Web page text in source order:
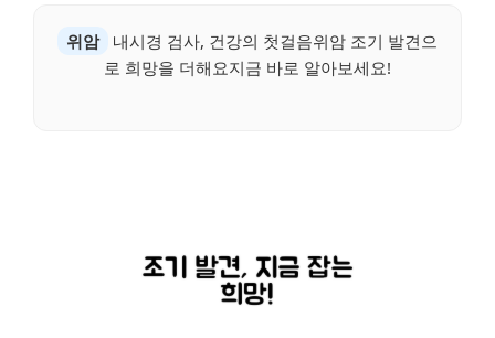
위암
내시경 검사, 건강의 첫걸음위암 조기 발견으
로 희망을 더해요지금 바로 알아보세요!